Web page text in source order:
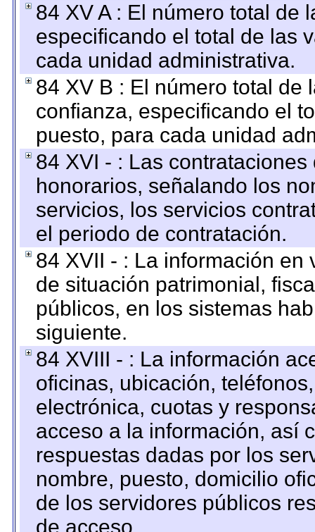
84 XV A : El número total de
especificando el total de las
cada unidad administrativa.
84 XV B : El número total de
confianza, especificando el
puesto, para cada unidad
84 XVI - : Las
honorarios, señalando los
servicios, los servicios
el periodo de contratación.
84 XVII - : La información
de situación patrimonial,
públicos, en los sistemas
siguiente.
84 XVIII - : La información
oficinas, ubicación,
electrónica, cuotas y
acceso a la información, así
respuestas dadas por los
nombre, puesto, domicilio
de los servidores públicos
de acceso